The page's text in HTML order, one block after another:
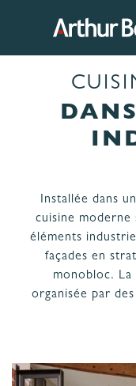
NOS
NOS CUISINES
PROJET
Installée dans
cuisine moderne
éléments
façades en
monobloc.
organisée par